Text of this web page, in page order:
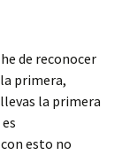
de reconocer
primera,
la primera
esto no